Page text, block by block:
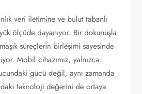
veri iletimine ve bulut tabanlı
ölçüde dayanıyor. Bir dokunuşla
süreçlerin birleşimi sayesinde
Mobil cihazımız, yalnızca
gücü değil, aynı zamanda
teknoloji değerini de ortaya